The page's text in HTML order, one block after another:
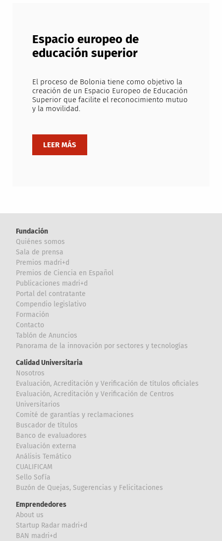
Espacio europeo de
educación superior
El proceso de Bolonia tiene como objetivo la
creación de un Espacio Europeo de Educación
Superior que facilite el reconocimiento mutuo
y la movilidad.
Fundación
Quiénes somos
Sala de prensa
Premios madri+d
Premios de Ciencia en Español
Publicaciones madri+d
Portal del contratante
Compendio legislativo
Formación
Contacto
Tablón de Anuncios
Panorama de la innovación por sectores y tecnologías
Calidad Universitaria
Nosotros
Evaluación, Acreditación y Verificación de títulos oficiales
Evaluación, Acreditación y Verificación de Centros
Universitarios
Comité de garantías y reclamaciones
Buscador de títulos
Banco de evaluadores
Evaluación externa
Análisis Temático
CUALIFICAM
Sello Sofía
Buzón de Quejas, Sugerencias y Felicitaciones
Emprendedores
About us
Startup Radar madri+d
BAN madri+d